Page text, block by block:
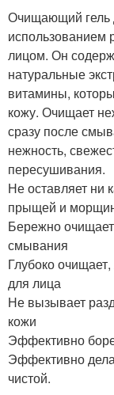
Очищающий гель
использованием
лицом. Он
натуральные
витамины,
кожу. Очищает
сразу после
нежность,
пересушивания.
Не оставляет ни
прыщей и
Бережно
смывания
Глубоко
для лица
Не вызывает
кожи
Эффективно
Эффективно
чистой.